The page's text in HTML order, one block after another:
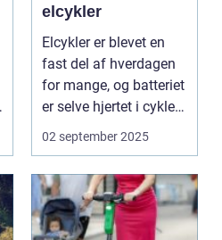
elcykler
Elcykler er blevet en
fast del af hverdagen
for mange, og batteriet
er selve hjertet i cyklen.
02 september 2025